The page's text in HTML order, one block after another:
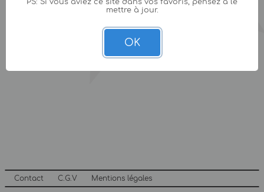
Contact C.G.V Mentions légales
mettre à jour.
OK